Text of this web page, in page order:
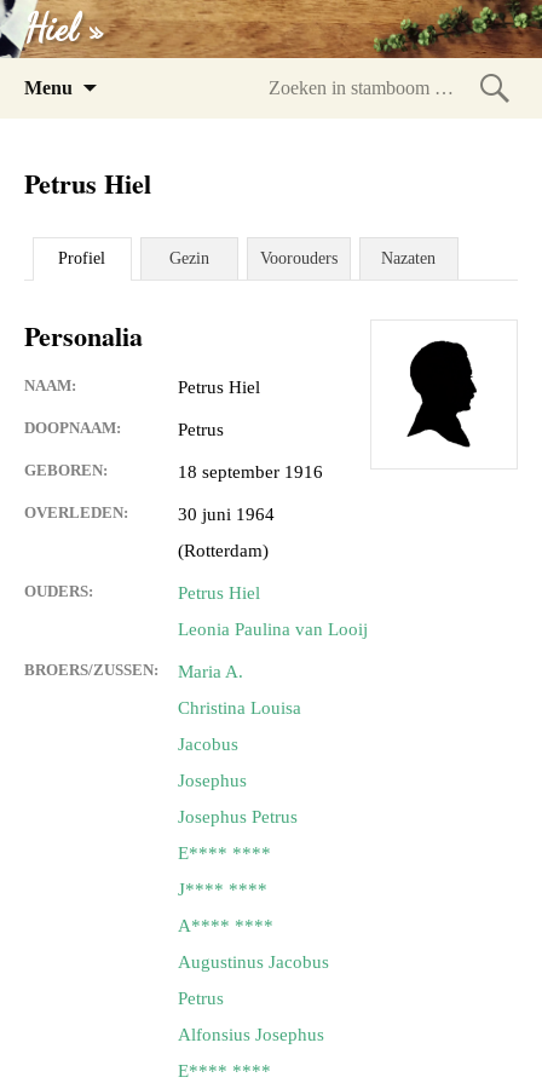
Hiel »
Menu
Petrus Hiel
Profiel Gezin Voorouders Nazaten
Personalia
NAAM: Petrus Hiel
DOOPNAAM: Petrus
GEBOREN: 18 september 1916
OVERLEDEN:
30 juni 1964
(Rotterdam)
OUDERS:
Petrus Hiel
Leonia Paulina van Looij
BROERS/ZUSSEN:
Maria A.
Christina Louisa
Jacobus
Josephus
Josephus Petrus
E**** ****
J**** ****
A**** ****
Augustinus Jacobus
Petrus
Alfonsius Josephus
E**** ****